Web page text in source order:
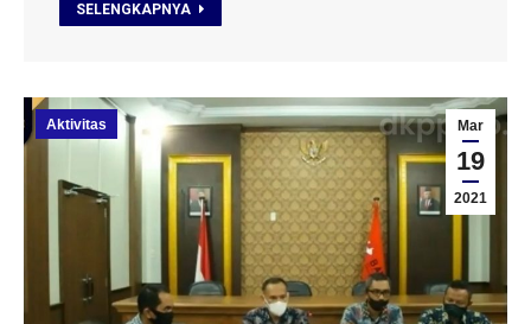
SELENGKAPNYA
Mar
19
2021
Aktivitas